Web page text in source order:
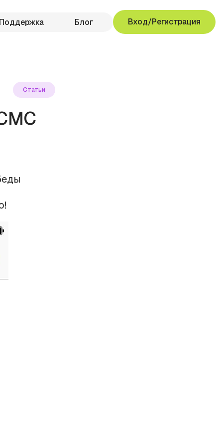
Блог Вход/Регистрация
Статьи